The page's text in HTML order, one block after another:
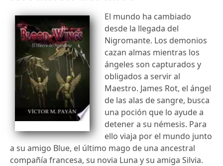
El mundo ha cambiado
desde la llegada del
Nigromante. Los demonios
cazan almas mientras los
ángeles son capturados y
obligados a servir al
Maestro. James Rot, el ángel
de las alas de sangre, busca
una poción que lo ayude a
detener a su némesis. Para
ello viaja por el mundo junto
a su amigo Blue, el último mago de una ancestral
compañía francesa, su novia Luna y su amiga Silvia.